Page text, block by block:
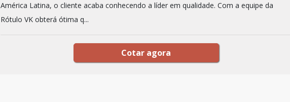
América Latina, o cliente acaba conhecendo a líder em qualidade. Com a equipe da
Rótulo VK obterá ótima q...
Cotar agora